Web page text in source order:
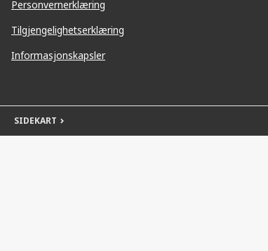
Personvernerklæring
Tilgjengelighetserklæring
Informasjonskapsler
SIDEKART